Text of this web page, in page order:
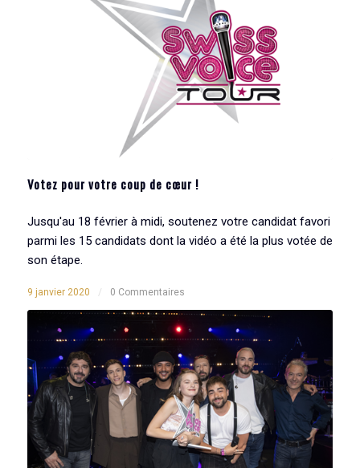
Votez pour votre coup de cœur !
Jusqu'au 18 février à midi, soutenez votre candidat favori
parmi les 15 candidats dont la vidéo a été la plus votée de
son étape.
9 janvier 2020 / 0 Commentaires